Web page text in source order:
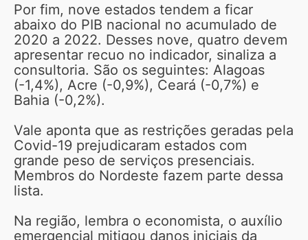
Por fim, nove estados tendem a ficar
abaixo do PIB nacional no acumulado de
2020 a 2022. Desses nove, quatro devem
apresentar recuo no indicador, sinaliza a
consultoria. São os seguintes: Alagoas
(-1,4%), Acre (-0,9%), Ceará (-0,7%) e
Bahia (-0,2%).
Vale aponta que as restrições geradas pela
Covid-19 prejudicaram estados com
grande peso de serviços presenciais.
Membros do Nordeste fazem parte dessa
lista.
Na região, lembra o economista, o auxílio
emergencial mitigou danos iniciais da